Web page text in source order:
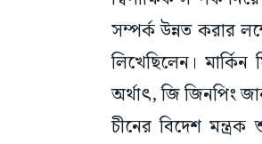
সম্পর্ক উন্নত করার
লিখেছিলেন।
অর্থাৎ, জি জিনপিং
চীনের বিদেশ মন্ত্রক